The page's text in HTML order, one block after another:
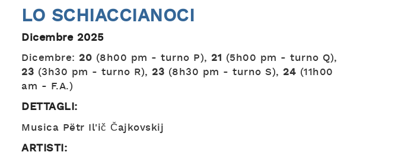
LO SCHIACCIANOCI
Dicembre 2025
Dicembre: 20 (8h00 pm - turno P), 21
(5h00 pm - turno Q),
23 (3h30 pm - turno R), 23 (8h30 pm - turno S), 24 (11h00
am - F.A.)
DETTAGLI:
Musica Pëtr Il'ič Čajkovskij
ARTISTI: